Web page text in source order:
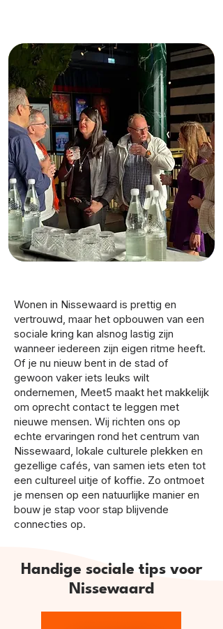
Wonen in Nissewaard is prettig en
vertrouwd, maar het opbouwen van een
sociale kring kan alsnog lastig zijn
wanneer iedereen zijn eigen ritme heeft.
Of je nu nieuw bent in de stad of
gewoon vaker iets leuks wilt
ondernemen, Meet5 maakt het makkelijk
om oprecht contact te leggen met
nieuwe mensen. Wij richten ons op
echte ervaringen rond het centrum van
Nissewaard, lokale culturele plekken en
gezellige cafés, van samen iets eten tot
een cultureel uitje of koffie. Zo ontmoet
je mensen op een natuurlijke manier en
bouw je stap voor stap blijvende
connecties op.
Handige sociale tips voor
Nissewaard